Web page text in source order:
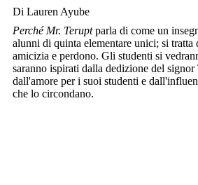
Di Lauren Ayube
Perché Mr. Teruptparla di come un
alunni di quinta elementare unici; si tratta
amicizia e perdono. Gli studenti si
saranno ispirati dalla dedizione del
dall'amore per i suoi studenti e
che lo circondano.